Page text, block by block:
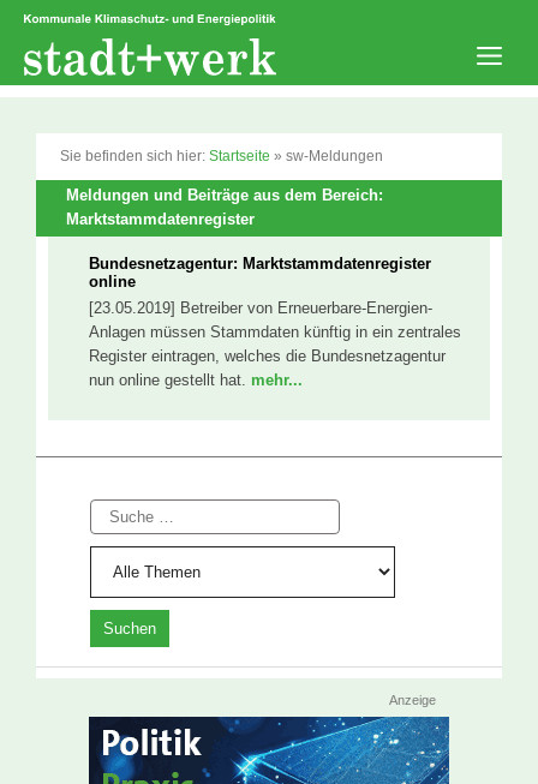
Zum
springen
Sie befinden sich hier: Startseite » sw-Meldungen
Meldungen und Beiträge aus dem Bereich:
Marktstammdatenregister
Bundesnetzagentur: Marktstammdatenregister
online
[23.05.2019] Betreiber von Erneuerbare-Energien-
Anlagen müssen Stammdaten künftig in ein zentrales
Register eintragen, welches die Bundesnetzagentur
nun online gestellt hat. mehr...
Suche
Anzeige